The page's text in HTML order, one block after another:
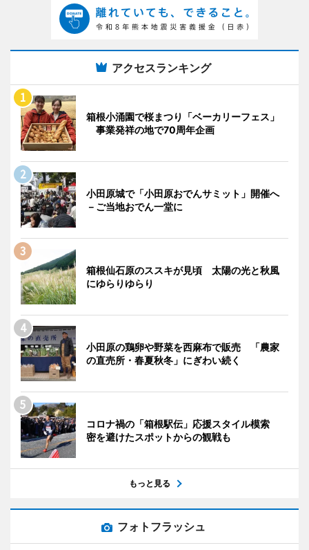
アクセスランキング
箱根小涌園で桜まつり「ベーカリーフェス」
事業発祥の地で70周年企画
小田原城で「小田原おでんサミット」開催へ
－ご当地おでん一堂に
箱根仙石原のススキが見頃 太陽の光と秋風
にゆらりゆらり
小田原の鶏卵や野菜を西麻布で販売 「農家
の直売所・春夏秋冬」にぎわい続く
コロナ禍の「箱根駅伝」応援スタイル模索
密を避けたスポットからの観戦も
もっと見る
フォトフラッシュ